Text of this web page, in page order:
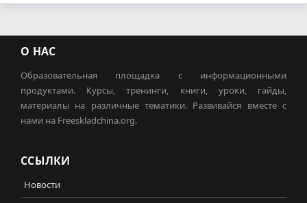
О НАС
Образовательная площадка с информационными
продуктами. Курсы, тренинги, книги, уроки, гайды,
материалы на различные тематики. Развивайся вместе с
нами на Freeskladchina.org.
ССЫЛКИ
Новости